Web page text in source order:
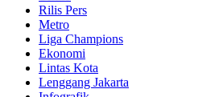
Rilis Pers
Metro
Liga Champions
Ekonomi
Lintas Kota
Lenggang Jakarta